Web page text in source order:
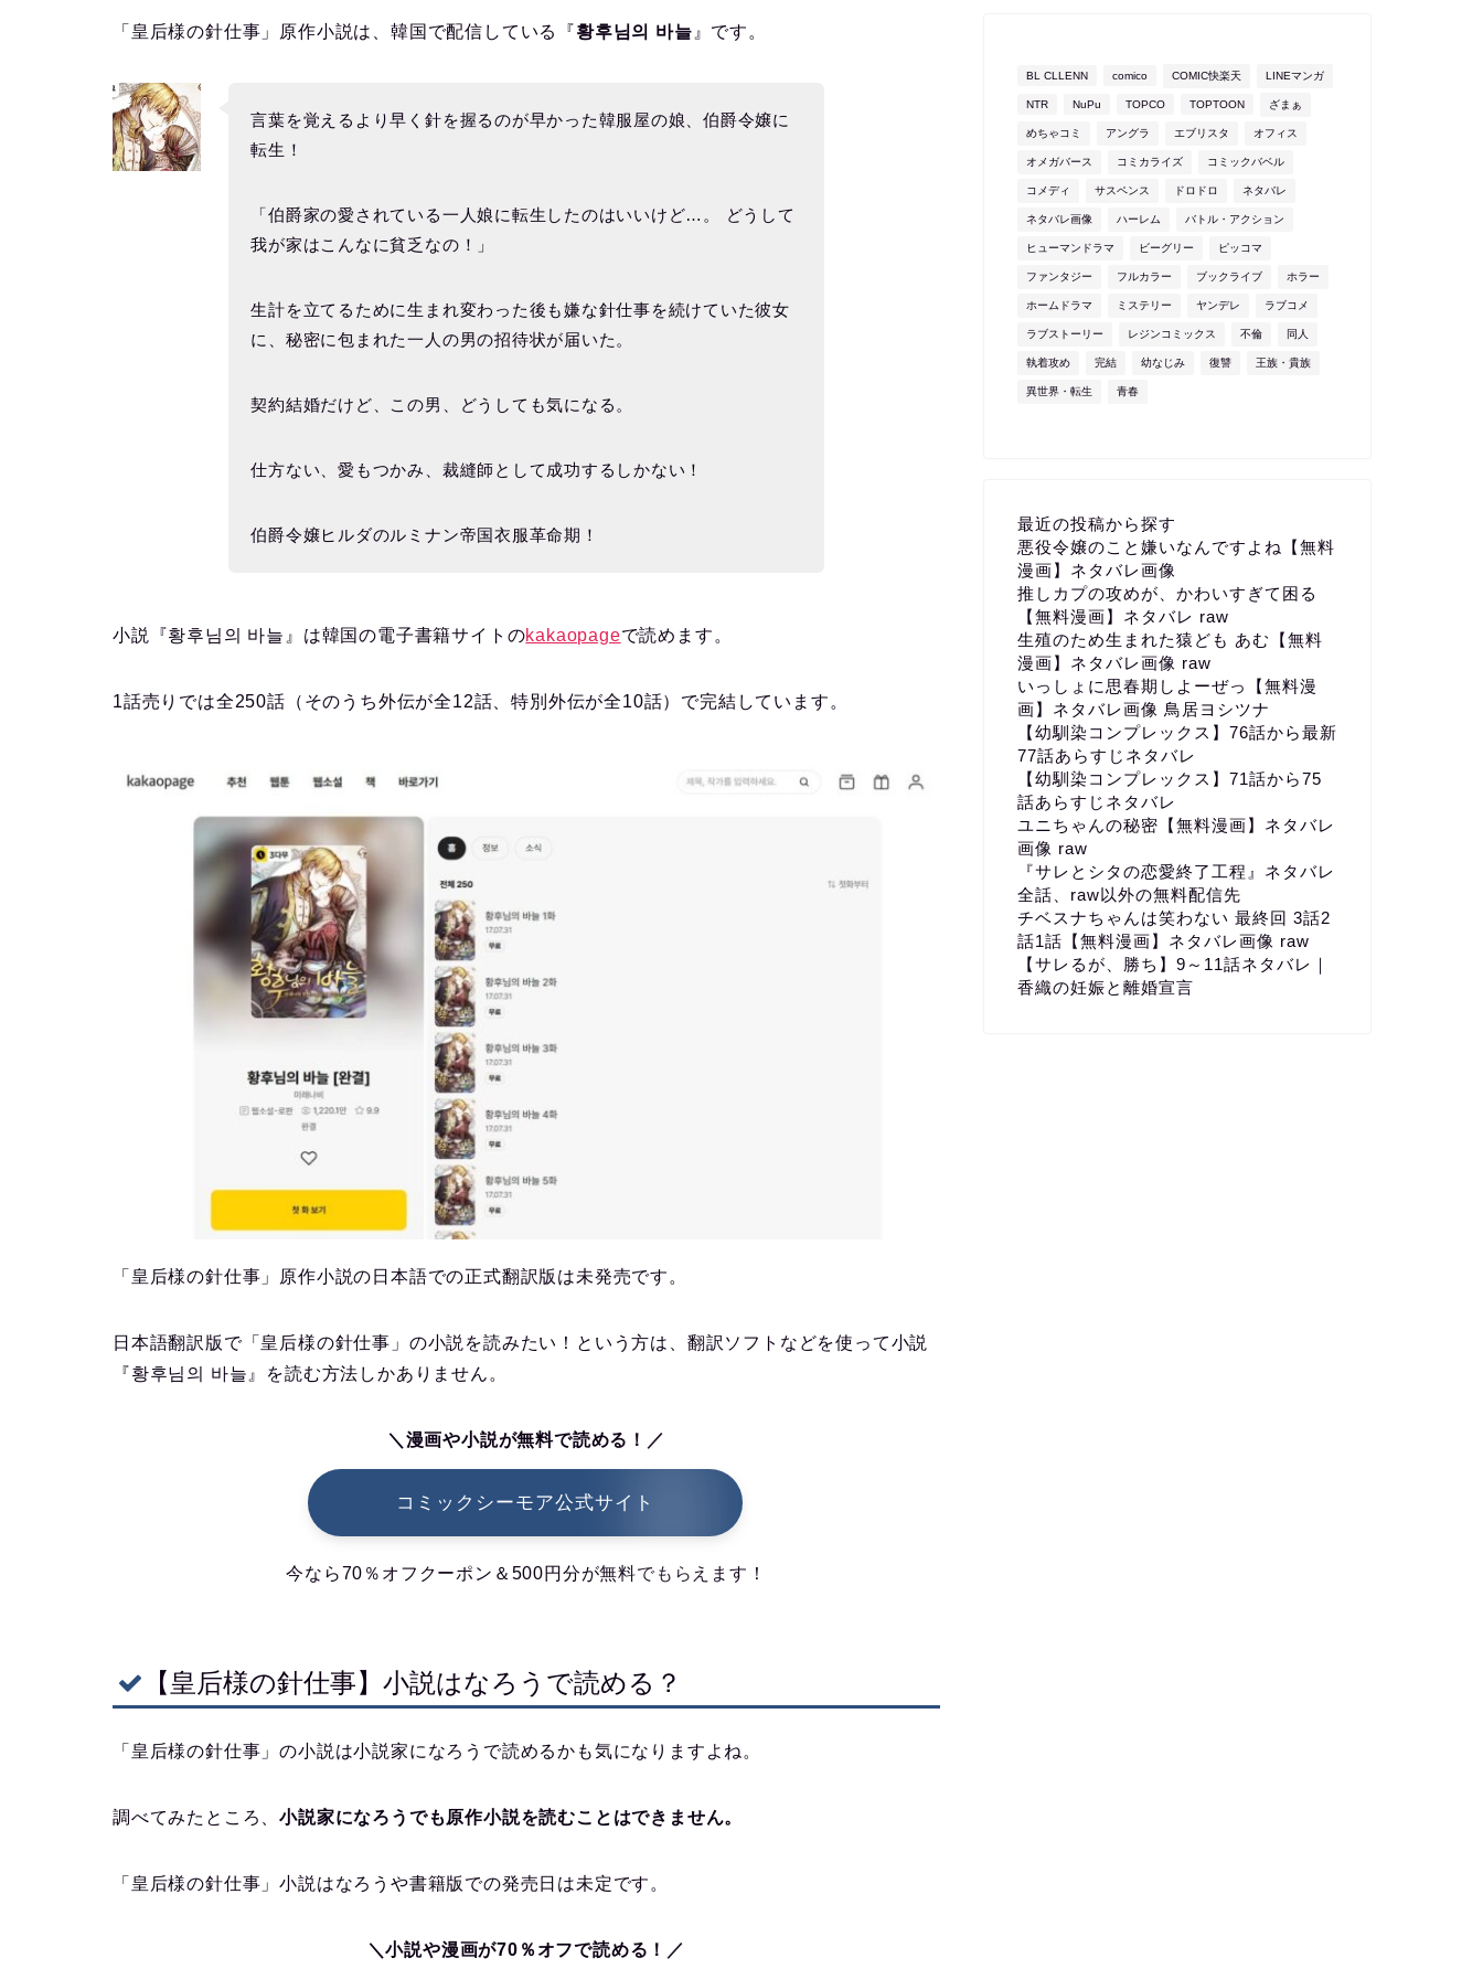
「皇后様の針仕事」原作小説は、韓国で配信している『황후님의 바늘 』です。
言葉を覚えるより早く針を握るのが早かった韓服屋の娘、伯爵令嬢に
転生！
「伯爵家の愛されている一人娘に転生したのはいいけど…。 どうして
我が家はこんなに貧乏なの！」
生計を立てるために生まれ変わった後も嫌な針仕事を続けていた彼女
に、秘密に包まれた一人の男の招待状が届いた。
契約結婚だけど、この男、どうしても気になる。
仕方ない、愛もつかみ、裁縫師として成功するしかない！
伯爵令嬢ヒルダのルミナン帝国衣服革命期！
小説『황후님의 바늘』は韓国の電子書籍サイトのkakaopageで読めます。
1話売りでは全250話（そのうち外伝が全12話、特別外伝が全10話）で完結しています。
「皇后様の針仕事」原作小説の日本語での正式翻訳版は未発売です。
日本語翻訳版で「皇后様の針仕事」の小説を読みたい！という方は、翻訳ソフトなどを使って小説
『황후님의 바늘』を読む方法しかありません。
＼漫画や小説が無料で読める！／
コミックシーモア公式サイト
今なら70％オフクーポン＆500円分が無料でもらえます！
【皇后様の針仕事】小説はなろうで読める？
「皇后様の針仕事」の小説は小説家になろうで読めるかも気になりますよね。
調べてみたところ、小説家になろうでも原作小説を読むことはできません。
「皇后様の針仕事」小説はなろうや書籍版での発売日は未定です。
＼小説や漫画が70％オフで読める！／
BL CLLENN comico COMIC快楽天 LINEマンガ
NTR NuPu TOPCO TOPTOON ざまぁ
めちゃコミ アングラ エブリスタ オフィス
オメガバース コミカライズ コミックバベル
コメディ サスペンス ドロドロ ネタバレ
ネタバレ画像 ハーレム バトル・アクション
ヒューマンドラマ ビーグリー ピッコマ
ファンタジー フルカラー ブックライブ ホラー
ホームドラマ ミステリー ヤンデレ ラブコメ
ラブストーリー レジンコミックス 不倫 同人
執着攻め 完結 幼なじみ 復讐 王族・貴族
異世界・転生 青春
最近の投稿から探す
悪役令嬢のこと嫌いなんですよね【無料
漫画】ネタバレ画像
推しカプの攻めが、かわいすぎて困る
【無料漫画】ネタバレ raw
生殖のため生まれた猿ども あむ【無料
漫画】ネタバレ画像 raw
いっしょに思春期しよーぜっ【無料漫
画】ネタバレ画像 鳥居ヨシツナ
【幼馴染コンプレックス】76話から最新
77話あらすじネタバレ
【幼馴染コンプレックス】71話から75
話あらすじネタバレ
ユニちゃんの秘密【無料漫画】ネタバレ
画像 raw
『サレとシタの恋愛終了工程』ネタバレ
全話、raw以外の無料配信先
チベスナちゃんは笑わない 最終回 3話2
話1話【無料漫画】ネタバレ画像 raw
【サレるが、勝ち】9～11話ネタバレ｜
香織の妊娠と離婚宣言